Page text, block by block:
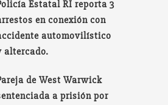
Estatal RI reporta 3
en conexión con
automovilístico
altercado.
de West Warwick
a prisión por